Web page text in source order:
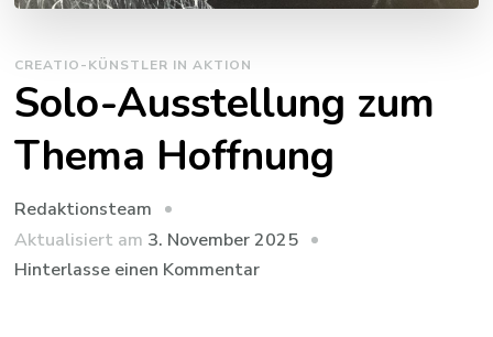
CREATIO-KÜNSTLER IN AKTION
Solo-Ausstellung zum
Thema Hoffnung
Redaktionsteam
Aktualisiert am 3. November 2025
Hinterlasse einen Kommentarzu